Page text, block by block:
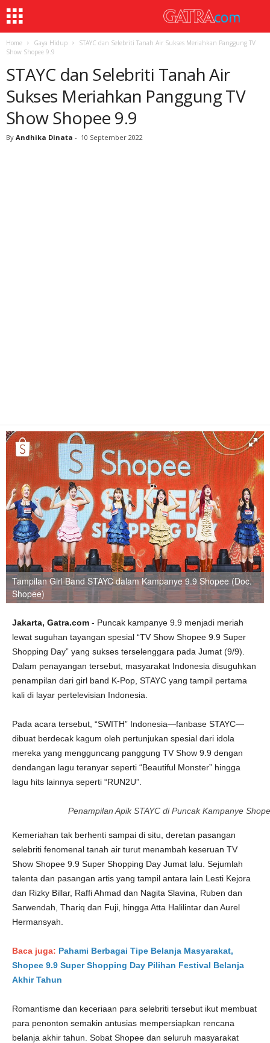
Home Gaya Hidup
STAYC dan Selebriti Tanah Air Sukses Meriahkan Panggung TV
Show Shopee 9.9
STAYC dan Selebriti Tanah Air
Sukses Meriahkan Panggung TV
Show Shopee 9.9
By Andhika Dinata - 10 September 2022
Tampilan Girl Band STAYC dalam Kampanye 9.9 Shopee (Doc.
Shopee)
Jakarta, Gatra.com - Puncak kampanye 9.9 menjadi meriah
lewat suguhan tayangan spesial “TV Show Shopee 9.9 Super
Shopping Day” yang sukses terselenggara pada Jumat (9/9).
Dalam penayangan tersebut, masyarakat Indonesia disuguhkan
penampilan dari girl band K-Pop, STAYC yang tampil pertama
kali di layar pertelevisian Indonesia.
Pada acara tersebut, “SWITH” Indonesia—fanbase STAYC—
dibuat berdecak kagum oleh pertunjukan spesial dari idola
mereka yang mengguncang panggung TV Show 9.9 dengan
dendangan lagu teranyar seperti “Beautiful Monster” hingga
lagu hits lainnya seperti “RUN2U”.
Penampilan Apik STAYC di Puncak Kampanye
Kemeriahan tak berhenti sampai di situ, deretan pasangan
selebriti fenomenal tanah air turut menambah keseruan TV
Show Shopee 9.9 Super Shopping Day Jumat lalu. Sejumlah
talenta dan pasangan artis yang tampil antara lain Lesti Kejora
dan Rizky Billar, Raffi Ahmad dan Nagita Slavina, Ruben dan
Sarwendah, Thariq dan Fuji, hingga Atta Halilintar dan Aurel
Hermansyah.
Baca juga: Pahami Berbagai Tipe Belanja Masyarakat,
Shopee 9.9 Super Shopping Day Pilihan Festival Belanja
Akhir Tahun
Romantisme dan keceriaan para selebriti tersebut ikut membuat
para penonton semakin antusias mempersiapkan rencana
belanja akhir tahun. Sobat Shopee dan seluruh masyarakat